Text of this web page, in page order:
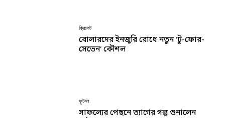
ক্রিকেট
বোলারদের ইনজুরি রোধে নতুন ‘টু-ফোর-
সেভেন’ কৌশল
ফুটবল
সাফল্যের পেছনে ত্যাগের গল্প শুনালেন